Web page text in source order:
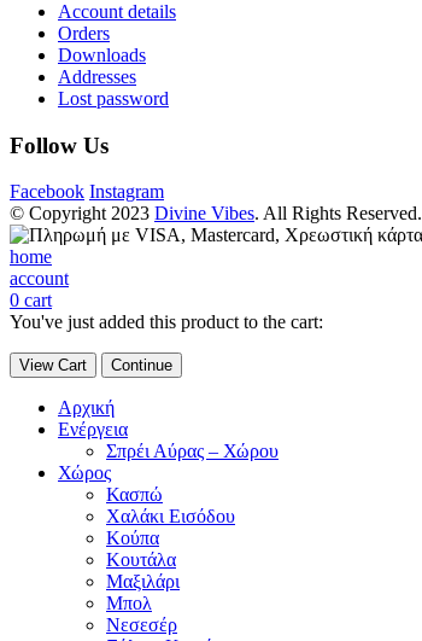
Account details
Orders
Downloads
Addresses
Lost password
Follow Us
Facebook Instagram
© Copyright 2023 Divine Vibes. All Rights Reserved.
home
account
0 cart
You've just added this product to the cart:
View Cart Continue
Αρχική
Ενέργεια
Σπρέι Αύρας – Χώρου
Χώρος
Κασπώ
Χαλάκι Εισόδου
Κούπα
Κουτάλα
Μαξιλάρι
Μπολ
Νεσεσέρ